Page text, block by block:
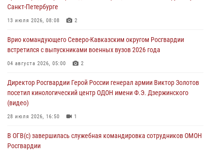
08 августа 2026, 09:29 2
В Северо-Западном округе Росгвардии продолжаются мероприятия
08 августа 2026, 09:03 1
Росгвардейцы в ЛНР совершенствуют навыки тактической
08 августа 2026, 09:00
Санкт-Петербурге
13 июля 2026, 08:08 2
Врио командующего Северо-Кавказским округом Росгвардии
встретился с выпускниками военных вузов 2026 года
04 августа 2026, 05:00 2
Директор Росгвардии Герой России генерал армии Виктор Золотов
посетил кинологический центр ОДОН имени Ф.Э. Дзержинского
(видео)
28 июля 2026, 16:50 1
В ОГВ(с) завершилась служебная командировка сотрудников ОМОН
Росгвардии